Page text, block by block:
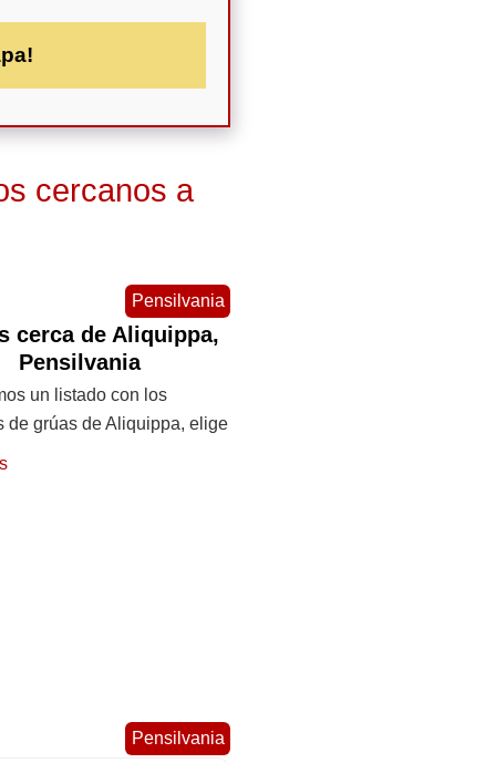
cercanos a
Pensilvania
cerca de Aliquippa,
Pensilvania
un listado con los
de grúas de Aliquippa, elige
Pensilvania